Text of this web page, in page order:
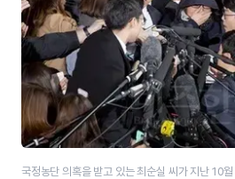
국정농단 의혹을 받고 있는 최순실 씨가 지난 10